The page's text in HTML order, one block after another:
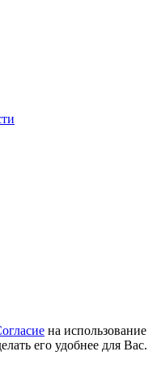
на использование
его удобнее для Вас.